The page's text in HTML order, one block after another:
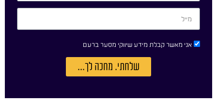
אני מאשר קבלת מידע שיווקי מסער ברעם
שלחתי. מחכה לך...